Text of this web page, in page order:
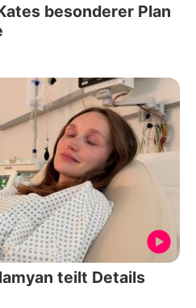
besonderer Plan
teilt Details